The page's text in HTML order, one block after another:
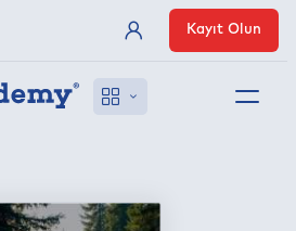
Üye Girişi
Kayıt Olun